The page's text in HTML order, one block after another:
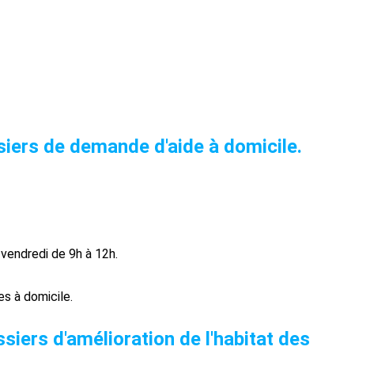
de demande d'aide à domicile.
de 9h à 12h.
à domicile.
d'amélioration de l'habitat des